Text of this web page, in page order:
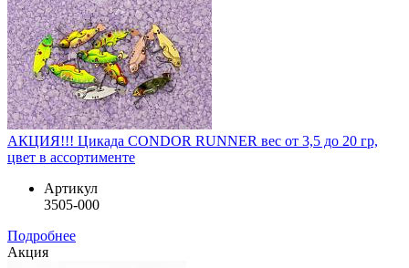
АКЦИЯ!!! Цикада CONDOR RUNNER вес от 3,5 до 20 гр,
цвет в ассортименте
Артикул
3505-000
Подробнее
Акция